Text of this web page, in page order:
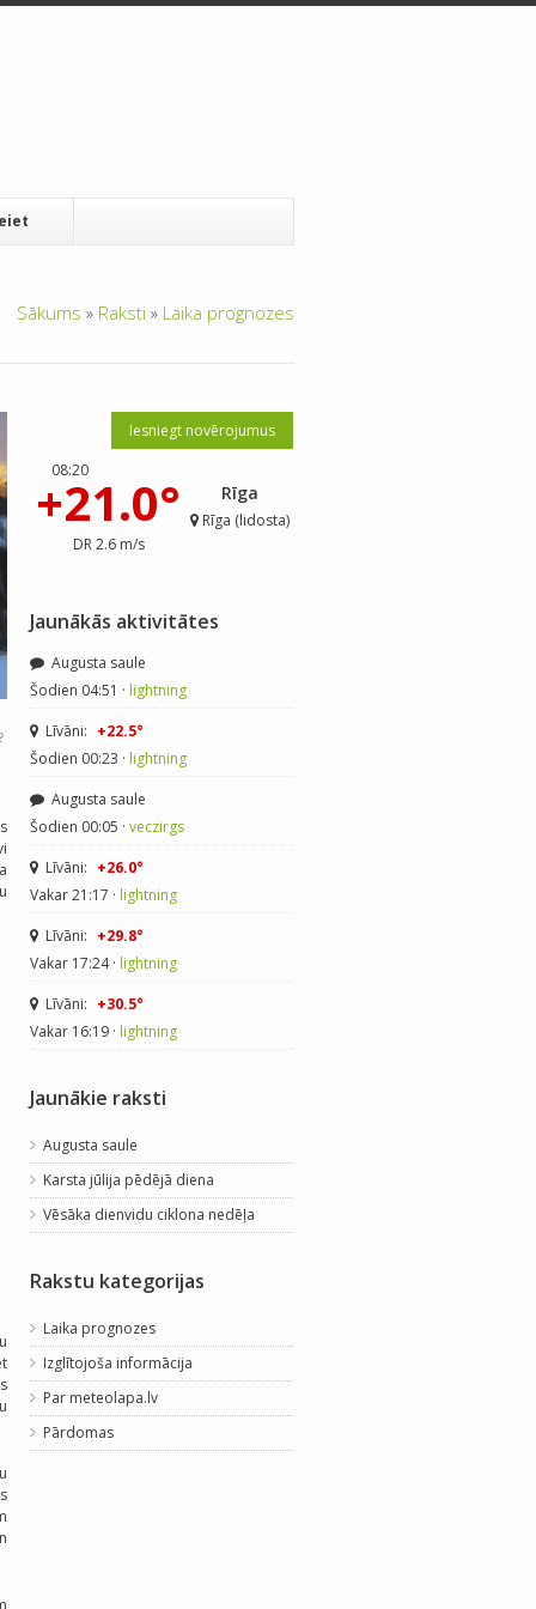
Sākums » Raksti » Laika prognozes
Iesniegt novērojumus
08:20
+21.0°
DR 2.6 m/s
Rīga
Rīga (lidosta)
Jaunākās aktivitātes
Augusta saule
Šodien 04:51 · lightning
Līvāni: +22.5°
Šodien 00:23 · lightning
Augusta saule
Šodien 00:05 · veczirgs
Līvāni: +26.0°
Vakar 21:17 · lightning
Līvāni: +29.8°
Vakar 17:24 · lightning
Līvāni: +30.5°
Vakar 16:19 · lightning
Jaunākie raksti
Augusta saule
Karsta jūlija pēdējā diena
Vēsāka dienvidu ciklona nedēļa
Rakstu kategorijas
Laika prognozes
Izglītojoša informācija
Par meteolapa.lv
Pārdomas